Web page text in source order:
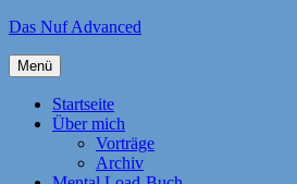
Zum
springen
Das Nuf Advanced
Menü
Startseite
Über mich
Vorträge
Archiv